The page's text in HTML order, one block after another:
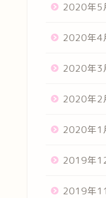
2020年5
2020年4
2020年3
2020年2
2020年1
2019年
2019年